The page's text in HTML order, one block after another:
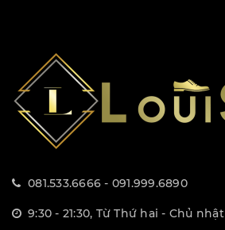
081.533.6666 - 091.999.6890
9:30 - 21:30, Từ Thứ hai - Chủ nhật